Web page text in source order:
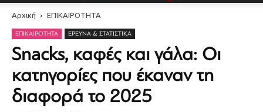
Αρχική ΕΠΙΚΑΙΡΟΤΗΤΑ
ΕΠΙΚΑΙΡΟΤΗΤΑ ΈΡΕΥΝΑ & ΣΤΑΤΙΣΤΙΚΆ
Snacks, καφές και γάλα: Οι
κατηγορίες που έκαναν τη
διαφορά το 2025